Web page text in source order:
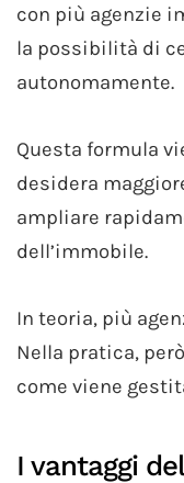
con più agenzie
la possibilità di
autonomamente.
Questa formula
desidera
ampliare
dell’immobile.
In teoria, più
Nella pratica,
come viene
I vantaggi